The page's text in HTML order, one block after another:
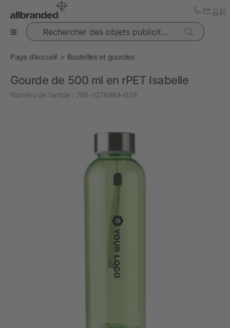
Rechercher des objets publicitaires
Page d’accueil Bouteilles et gourdes
Gourde de 500 ml en rPET Isabelle
Numéro de l’article : 766-1074984-029